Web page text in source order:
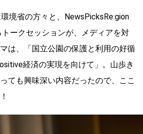
境省の方々と、NewsPicksRe:gion
ークセッションが、メディアを対
は、「国立公園の保護と利用の好循
経済の実現を向けて」。山歩き
ても興味深い内容だったので、ここ